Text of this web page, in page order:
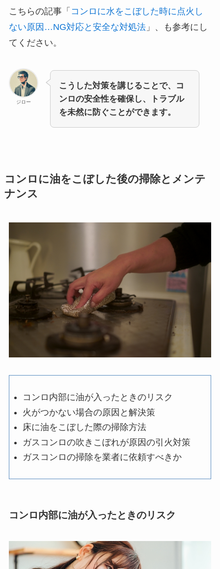
こちらの記事「 コンロに水をこぼした時に点火し
ない原因…NG対応と安全な対処法」、も参考にし
てください。
ジロー
こうした対策を講じることで、コ
ンロの安全性を確保し、トラブル
を未然に防ぐことができます。
コンロに油をこぼした後の掃除とメンテ
ナンス
コンロ内部に油が入ったときのリスク
火がつかない場合の原因と解決策
床に油をこぼした際の掃除方法
ガスコンロの吹きこぼれが原因の引火対策
ガスコンロの掃除を業者に依頼すべきか
コンロ内部に油が入ったときのリスク